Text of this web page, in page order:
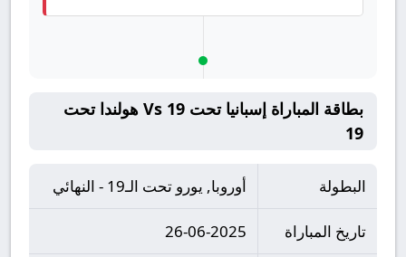
بطاقة المباراة إسبانيا تحت 19 Vs هولندا تحت
19
البطولة أوروبا, يورو تحت الـ19 - النهائي
تاريخ المباراة 26-06-2025